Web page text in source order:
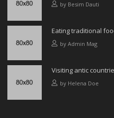
by Besim Dauti
Eating traditional
by Admin Mag
Visiting antic
by Helena Doe